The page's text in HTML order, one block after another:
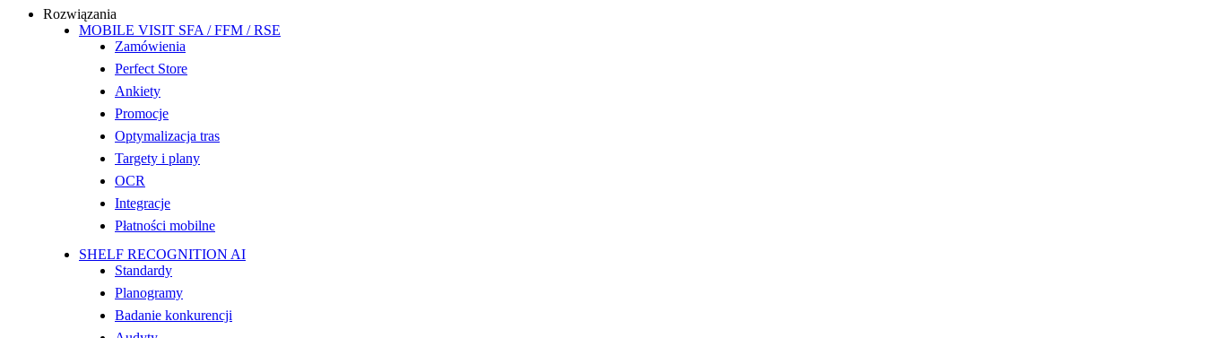
Rozwiązania
MOBILE VISIT SFA / FFM / RSE
Zamówienia
Perfect Store
Ankiety
Promocje
Optymalizacja tras
Targety i plany
OCR
Integracje
Płatności mobilne
SHELF RECOGNITION AI
Standardy
Planogramy
Badanie konkurencji